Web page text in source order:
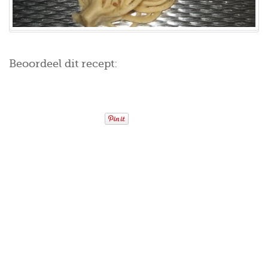
Beoordeel dit recept: